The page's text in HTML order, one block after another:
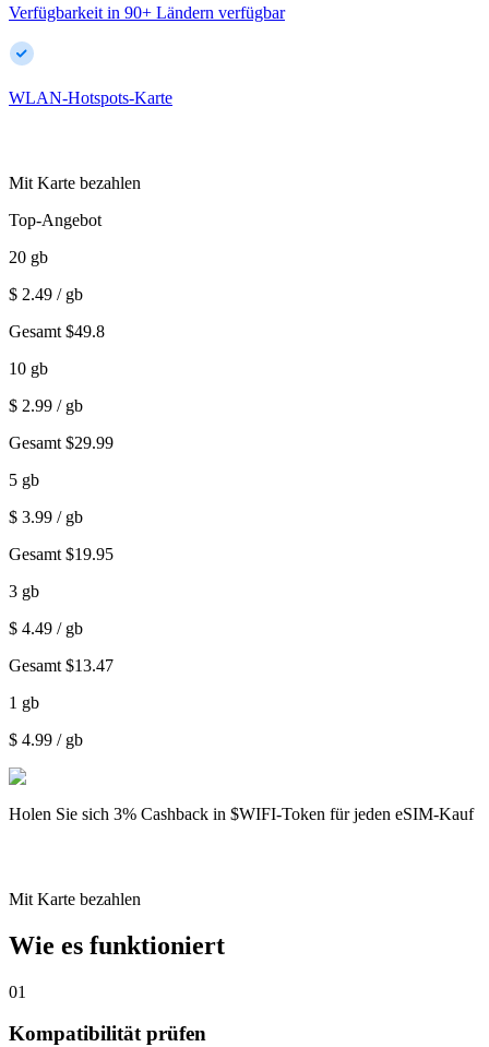
Verfügbarkeit in 90+ Ländern verfügbar
WLAN-Hotspots-Karte
Mit Karte bezahlen
Top-Angebot
20 gb
$ 2.49 / gb
Gesamt $49.8
10 gb
$ 2.99 / gb
Gesamt $29.99
5 gb
$ 3.99 / gb
Gesamt $19.95
3 gb
$ 4.49 / gb
Gesamt $13.47
1 gb
$ 4.99 / gb
Holen Sie sich 3% Cashback in $WIFI-Token für jeden eSIM-Kauf
Mit Karte bezahlen
Wie es funktioniert
01
Kompatibilität prüfen